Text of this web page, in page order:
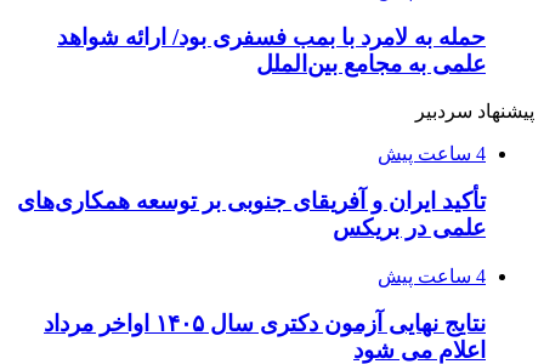
حمله به لامرد با بمب فسفری بود/ ارائه شواهد
علمی به مجامع بین‌الملل
پیشنهاد سردبیر
4 ساعت پیش
تأکید ایران و آفریقای جنوبی بر توسعه همکاری‌های
علمی در بریکس
4 ساعت پیش
نتایج نهایی آزمون دکتری سال ۱۴۰۵ اواخر مرداد
اعلام می شود